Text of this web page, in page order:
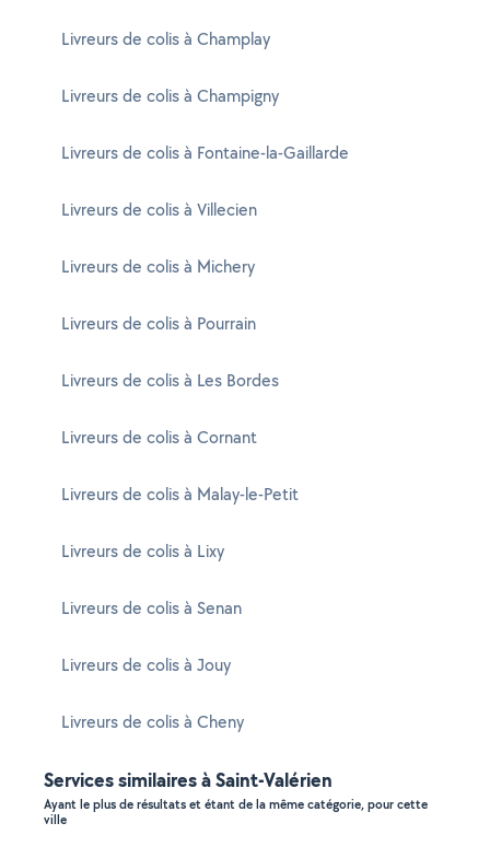
Livreurs de colis à Champlay
Livreurs de colis à Champigny
Livreurs de colis à Fontaine-la-Gaillarde
Livreurs de colis à Villecien
Livreurs de colis à Michery
Livreurs de colis à Pourrain
Livreurs de colis à Les Bordes
Livreurs de colis à Cornant
Livreurs de colis à Malay-le-Petit
Livreurs de colis à Lixy
Livreurs de colis à Senan
Livreurs de colis à Jouy
Livreurs de colis à Cheny
Services similaires à Saint-Valérien
Ayant le plus de résultats et étant de la même catégorie, pour cette
ville